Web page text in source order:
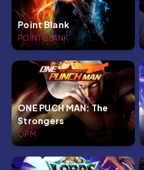
Point Blank
POINT BLANK
ONE PUCH MAN: The
Strongers
OPM